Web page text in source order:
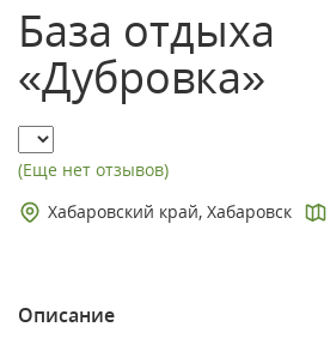
База отдыха
«Дубровка»
(Еще нет отзывов)
Хабаровский край, Хабаровск
Описание